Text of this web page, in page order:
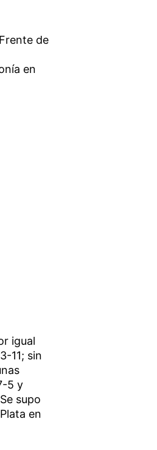
de
en
igual
11; sin
5 y
supo
en